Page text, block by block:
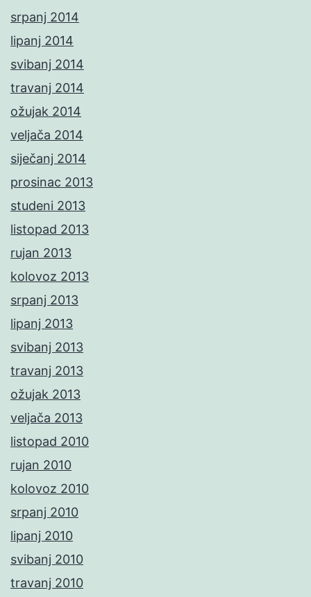
srpanj 2014
lipanj 2014
svibanj 2014
travanj 2014
ožujak 2014
veljača 2014
siječanj 2014
prosinac 2013
studeni 2013
listopad 2013
rujan 2013
kolovoz 2013
srpanj 2013
lipanj 2013
svibanj 2013
travanj 2013
ožujak 2013
veljača 2013
listopad 2010
rujan 2010
kolovoz 2010
srpanj 2010
lipanj 2010
svibanj 2010
travanj 2010